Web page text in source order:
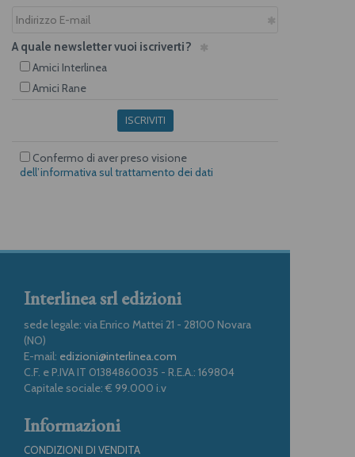
A quale newsletter vuoi iscriverti?
Amici Interlinea
Amici Rane
ISCRIVITI
Confermo di aver preso visione
dell’informativa sul trattamento dei dati
Interlinea srl edizioni
sede legale: via Enrico Mattei 21 - 28100 Novara
(NO)
E-mail: edizioni@interlinea.com
C.F. e P.IVA IT 01384860035 - R.E.A.: 169804
Capitale sociale: € 99.000 i.v
Informazioni
CONDIZIONI DI VENDITA